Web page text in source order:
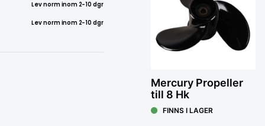
Lev norm inom 2-10 dgr
Lev norm inom 2-10 dgr
Mercury Propeller
till 8 Hk
FINNS I LAGER